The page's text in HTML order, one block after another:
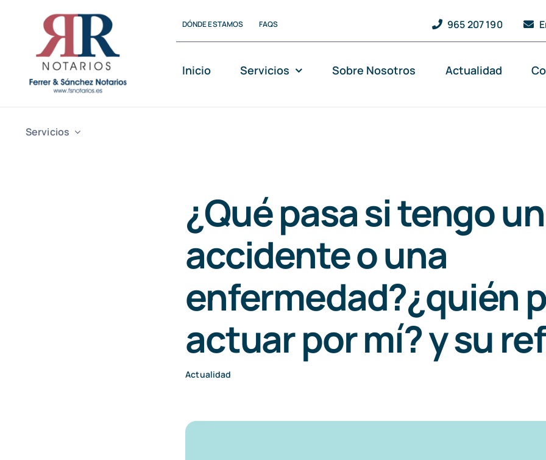
contenido
DÓNDE ESTAMOS FAQS 965 207 190
Inicio Servicios Sobre Nosotros Actualidad
Servicios
¿Qué pasa si tengo un
accidente o una
enfermedad?¿quién
actuar por mí? y su
Actualidad